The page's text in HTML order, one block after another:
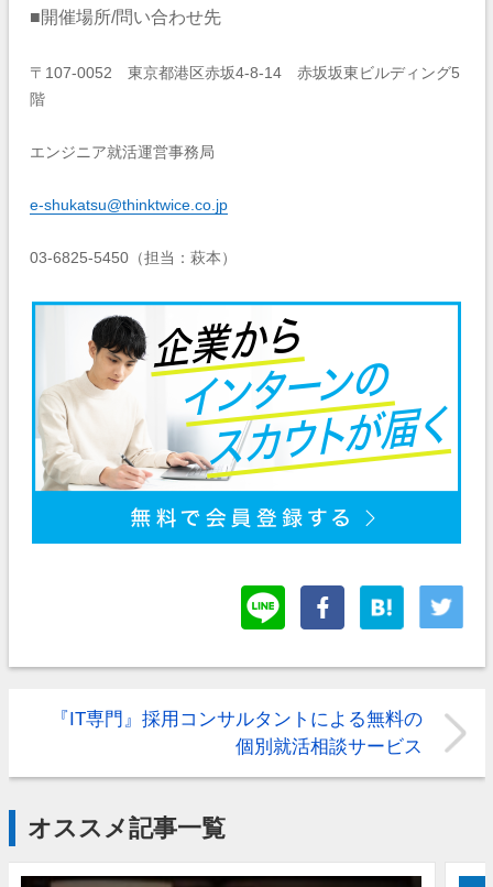
■開催場所/問い合わせ先
〒107-0052 東京都港区赤坂4-8-14 赤坂坂東ビルディング5
階
エンジニア就活運営事務局
e-shukatsu@thinktwice.co.jp
03-6825-5450（担当：萩本）
『IT専門』採用コンサルタントによる無料の
個別就活相談サービス
オススメ記事一覧